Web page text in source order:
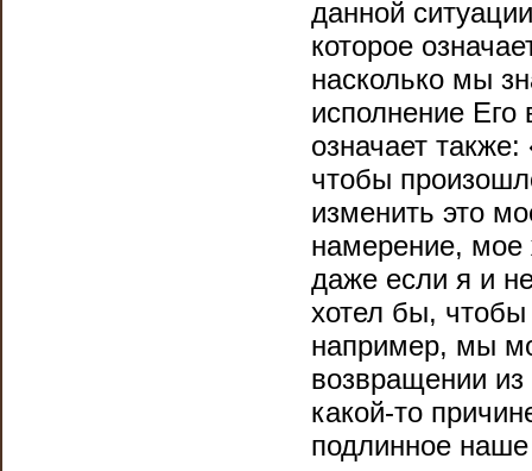
данной
которое
насколько мы
исполнение
означает
чтобы
изменить это
намерение, мое
даже если я и
хотел бы,
например, мы
возвращении
какой-то
подлинное наше